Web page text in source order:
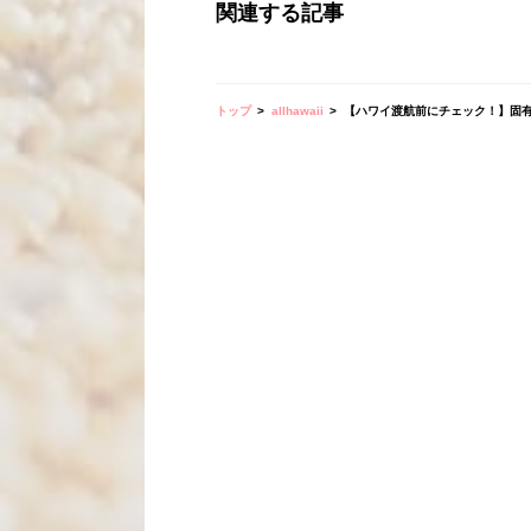
関連する記事
トップ allhawaii 【ハワイ渡航前にチェック！】固